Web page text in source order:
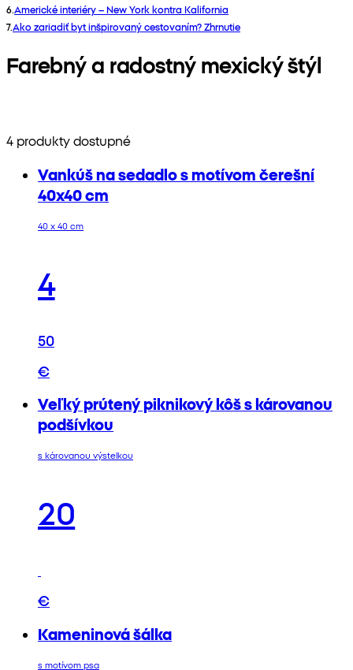
6.Americké interiéry – New York kontra Kalifornia
7.Ako zariadiť byt inšpirovaný cestovaním? Zhrnutie
Farebný a radostný mexický štýl
4 produkty dostupné
Vankúš na sedadlo s motívom čerešní
40x40 cm
40 x 40 cm
4
50
€
Veľký prútený piknikový kôš s károvanou
podšívkou
s károvanou výstelkou
20
€
Kameninová šálka
s motívom psa